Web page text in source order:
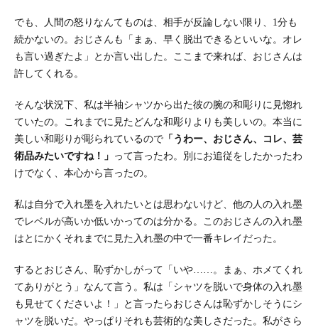
でも、人間の怒りなんてものは、相手が反論しない限り、1分も
続かないの。おじさんも「まぁ、早く脱出できるといいな。オレ
も言い過ぎたよ」とか言い出した。ここまで来れば、おじさんは
許してくれる。
そんな状況下、私は半袖シャツから出た彼の腕の和彫りに見惚れ
ていたの。これまでに見たどんな和彫りよりも美しいの。本当に
美しい和彫りが彫られているので 「うわー、おじさん、コレ、芸
術品みたいですね！」 って言ったわ。別にお追従をしたかったわ
けでなく、本心から言ったの。
私は自分で入れ墨を入れたいとは思わないけど、他の人の入れ墨
でレベルが高いか低いかってのは分かる。このおじさんの入れ墨
はとにかくそれまでに見た入れ墨の中で一番キレイだった。
するとおじさん、恥ずかしがって「いや……。まぁ、ホメてくれ
てありがとう」なんて言う。私は「シャツを脱いで身体の入れ墨
も見せてくださいよ！」と言ったらおじさんは恥ずかしそうにシ
ャツを脱いだ。やっぱりそれも芸術的な美しさだった。私がさら